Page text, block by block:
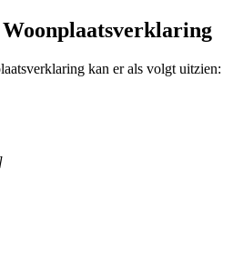
Woonplaatsverklaring
kan er als volgt uitzien: